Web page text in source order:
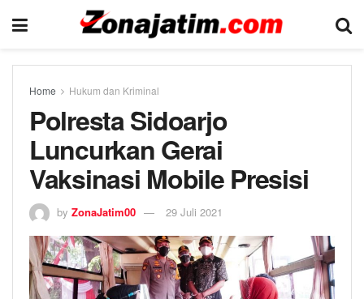
Home Hukum dan Kriminal
Polresta Sidoarjo
Luncurkan Gerai
Vaksinasi Mobile Presisi
by ZonaJatim00 29 Juli 2021